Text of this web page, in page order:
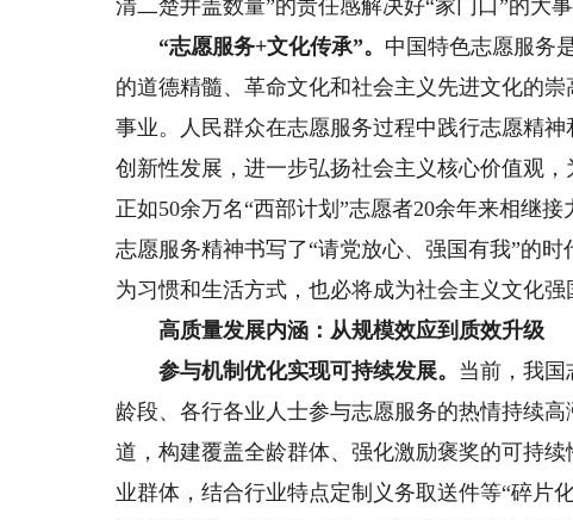
清二楚井盖数量”的责任感解决好“家门口”的大事
“志愿服务+文化传承”。 中国特色志愿服务
的道德精髓、革命文化和社会主义先进文化的
事业。人民群众在志愿服务过程中践行志愿精
创新性发展，进一步弘扬社会主义核心价值观
正如50余万名“西部计划”志愿者20余年来相继
志愿服务精神书写了“请党放心、强国有我”的
为习惯和生活方式，也必将成为社会主义文化强
高质量发展内涵：从规模效应到质效升级
参与机制优化实现可持续发展。 当前，我
龄段、各行各业人士参与志愿服务的热情持续
道，构建覆盖全龄群体、强化激励褒奖的可持
业群体，结合行业特点定制义务取送件等“碎片